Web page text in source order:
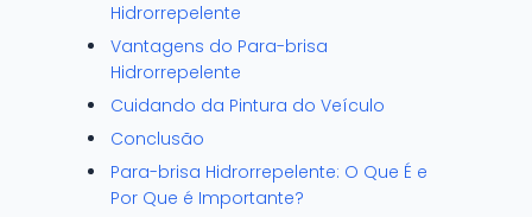
Hidrorrepelente
Vantagens do Para-brisa
Hidrorrepelente
Cuidando da Pintura do Veículo
Conclusão
Para-brisa Hidrorrepelente: O Que É e
Por Que é Importante?